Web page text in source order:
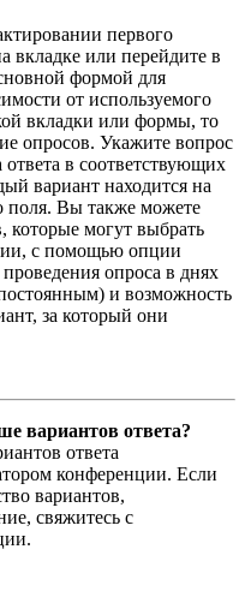
первого
вкладке или перейдите в
формой для
от используемого
вкладки или формы, то
опросов. Укажите вопрос
в соответствующих
вариант находится на
поля. Вы также можете
которые могут выбрать
с помощью опции
опроса в днях
и возможность
за который они
вариантов ответа?
ответа
конференции. Если
вариантов,
свяжитесь с